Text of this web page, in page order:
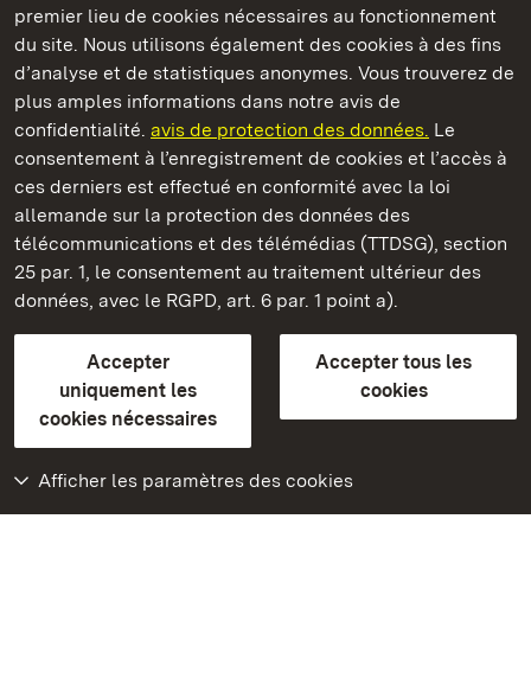
premier lieu de cookies nécessaires au fonctionnement
du site. Nous utilisons également des cookies à des fins
d’analyse et de statistiques anonymes. Vous trouverez de
plus amples informations dans notre avis de
confidentialité. avis de protection des données. Le
consentement à l’enregistrement de cookies et l’accès à
ces derniers est effectué en conformité avec la loi
allemande sur la protection des données des
télécommunications et des télémédias (TTDSG), section
25 par. 1, le consentement au traitement ultérieur des
données, avec le RGPD, art. 6 par. 1 point a).
Accepter
uniquement les
cookies nécessaires
Accepter tous les
cookies
Afficher les paramètres des cookies
Château résidentiel de Ludwigsburg
Châteaux et jardins publics du Bade-Wurtemberg
Contact et informationsFAQ et réponsesMentions légales
Protection des données
Explications sur l’accessibilité
BITV-konform (geprüfte Seiten)
plus loin
Accueil
Monuments
Rendez-nous visite